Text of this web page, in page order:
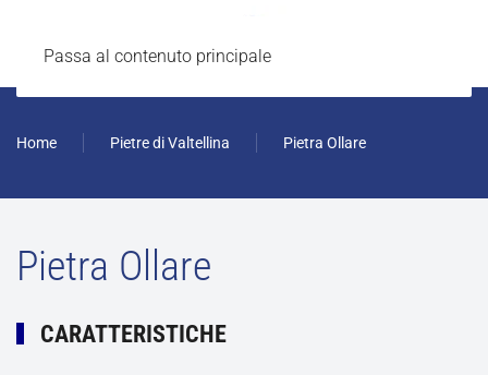
Passa al contenuto principale
Home Pietre di Valtellina Pietra Ollare
Pietra Ollare
CARATTERISTICHE